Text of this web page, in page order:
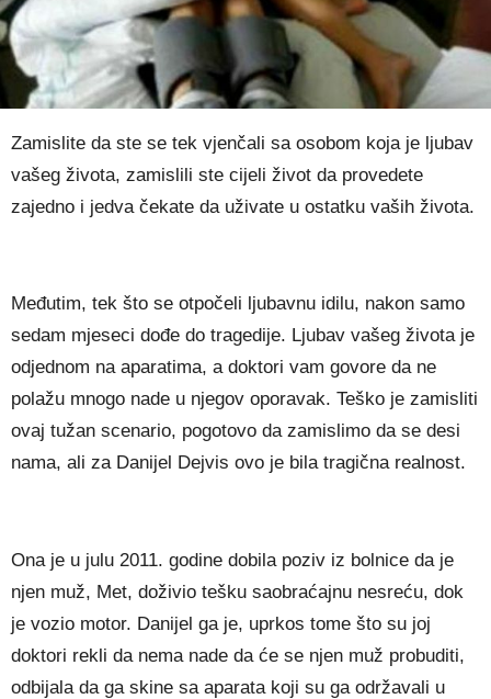
Zamislite da ste se tek vjenčali sa osobom koja je ljubav
vašeg života, zamislili ste cijeli život da provedete
zajedno i jedva čekate da uživate u ostatku vaših života.
Međutim, tek što se otpočeli ljubavnu idilu, nakon samo
sedam mjeseci dođe do tragedije. Ljubav vašeg života je
odjednom na aparatima, a doktori vam govore da ne
polažu mnogo nade u njegov oporavak. Teško je zamisliti
ovaj tužan scenario, pogotovo da zamislimo da se desi
nama, ali za Danijel Dejvis ovo je bila tragična realnost.
Ona je u julu 2011. godine dobila poziv iz bolnice da je
njen muž, Met, doživio tešku saobraćajnu nesreću, dok
je vozio motor. Danijel ga je, uprkos tome što su joj
doktori rekli da nema nade da će se njen muž probuditi,
odbijala da ga skine sa aparata koji su ga održavali u